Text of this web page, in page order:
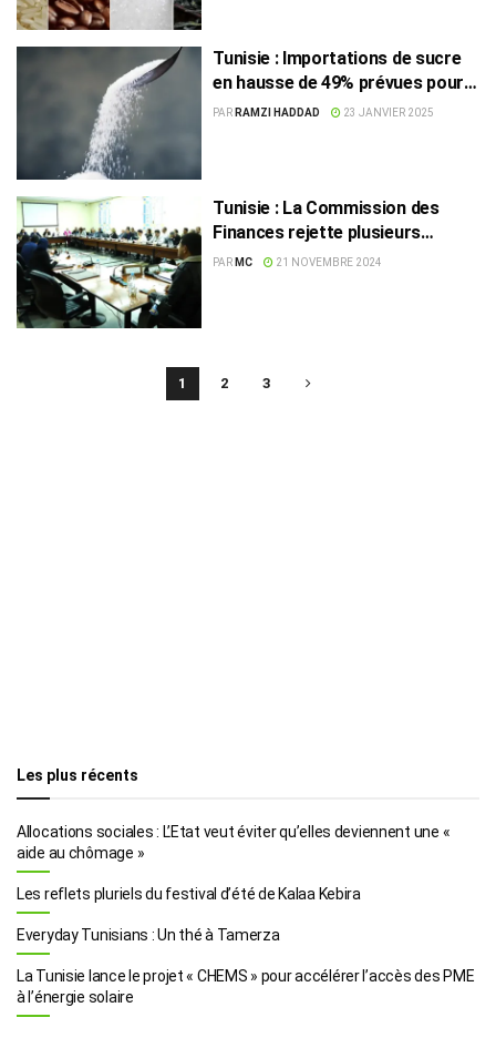
Tunisie : Importations de sucre
en hausse de 49% prévues pour
2025
PAR RAMZI HADDAD 23 JANVIER 2025
Tunisie : La Commission des
Finances rejette plusieurs
mesures clés du projet de
PAR MC 21 NOVEMBRE 2024
1 2 3
Les plus récents
Allocations sociales : L’Etat veut éviter qu’elles deviennent une «
aide au chômage »
Les reflets pluriels du festival d’été de Kalaa Kebira
Everyday Tunisians : Un thé à Tamerza
La Tunisie lance le projet « CHEMS » pour accélérer l’accès des PME
à l’énergie solaire